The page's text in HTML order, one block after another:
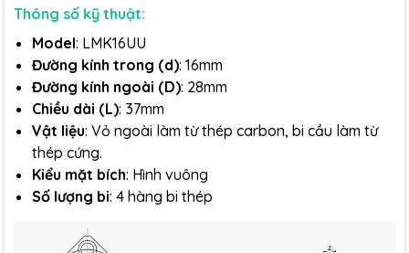
Thông số kỹ thuật:
Model: LMK16UU
Đường kính trong (d): 16mm
Đường kính ngoài (D): 28mm
Chiều dài (L): 37mm
Vật liệu: Vỏ ngoài làm từ thép carbon, bi cầu làm từ
thép cứng.
Kiểu mặt bích: Hình vuông
Số lượng bi: 4 hàng bi thép